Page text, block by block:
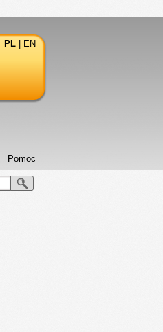
PL EN
Pomoc